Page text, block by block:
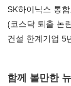
SK하이닉스 통
불만 확산
(코스닥 퇴출 논
당장 퇴출?…시
건설 한계기업 5
함께 볼만한